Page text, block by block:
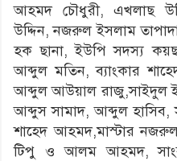
আহমদ চৌধুরী, এখলাছ
উদ্দিন, নজরুল ইসলাম
হক ছানা, ইউপি সদস্য
আব্দুল মতিন, ব্যাংকার
আব্দুল আউয়াল রাজু,সাইদুল
আব্দুস সামাদ, আব্দুল
শাহেদ আহমদ,মাস্টার
টিপু ও আলম আহমদ,